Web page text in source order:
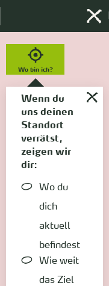
Wo bin ich?
Wenn du
uns deinen
Standort
verrätst,
zeigen wir
dir:
Wo du
dich
aktuell
befindest
Wie weit
das Ziel